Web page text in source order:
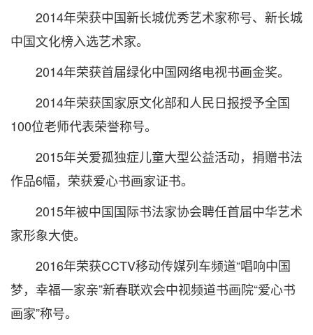
2014年荣获中国新长城优秀艺术家称号、新长城
中国文化榜入选艺术家。
2014年荣获首届绿化中国网络电视书画金奖。
2014年荣获国家原文化部和人民日报授予全国
100位老师代表荣誉称号。
2015年关爱孤独症儿童大型公益活动，捐赠书法
作品6幅，荣获爱心书画家证书。
2015年被中国国际书法家协会聘任首届中华艺术
家形象大使。
2016年荣获CCTV移动传媒列车频道“唱响中国
梦，幸福一家亲”新春联欢会中视频道书画院“爱心书
画家”称号。